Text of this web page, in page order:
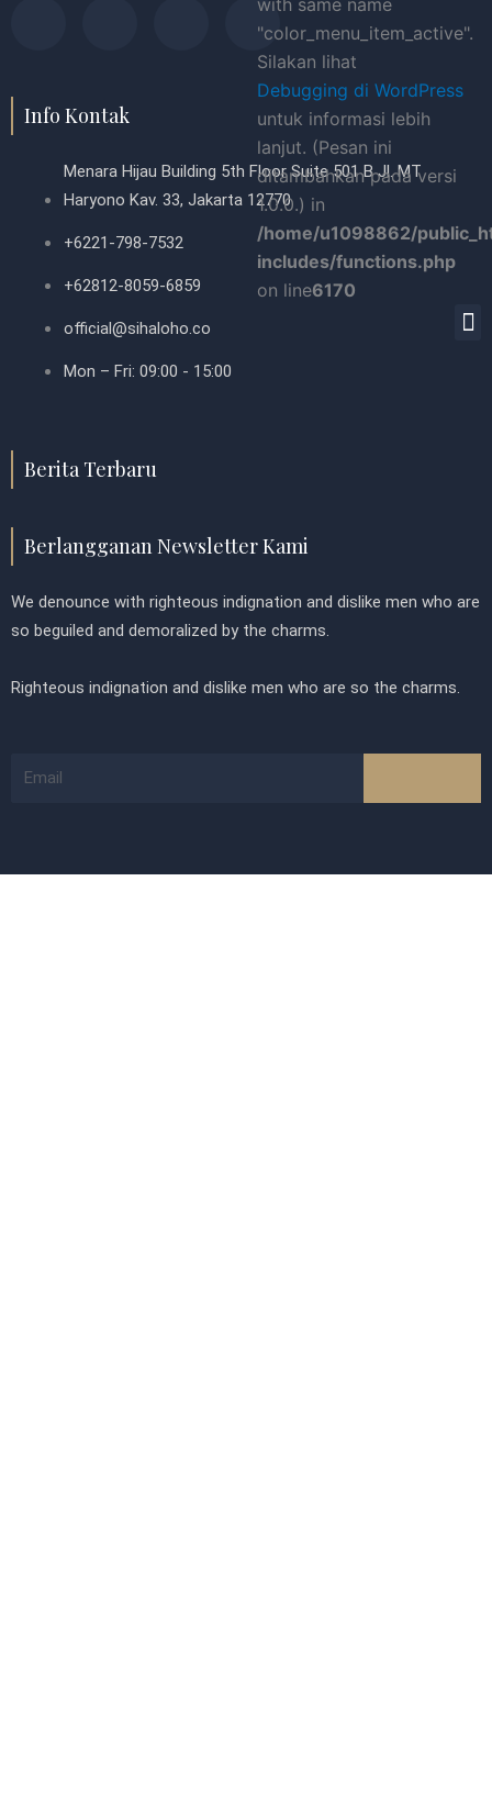
with same name
"color_menu_item_active".
Silakan lihat
Debugging di WordPress
untuk informasi lebih
lanjut. (Pesan ini
ditambahkan pada versi
1.0.0.) in
/home/u1098862/
includes/functions.php
on line6170
c
e
b
o
o
i
t
t
e
r
t
e
r
e
L
i
n
k
e
d
Info Kontak
Menara Hijau Building 5th Floor Suite 501 B Jl. MT
Haryono Kav. 33, Jakarta 12770
+6221-798-7532
+62812-8059-6859
official@sihaloho.co
Mon – Fri: 09:00 - 15:00
Berita Terbaru
Berlangganan Newsletter Kami
We denounce with righteous indignation and dislike men who are
so beguiled and demoralized by the charms.
Righteous indignation and dislike men who are so the charms.